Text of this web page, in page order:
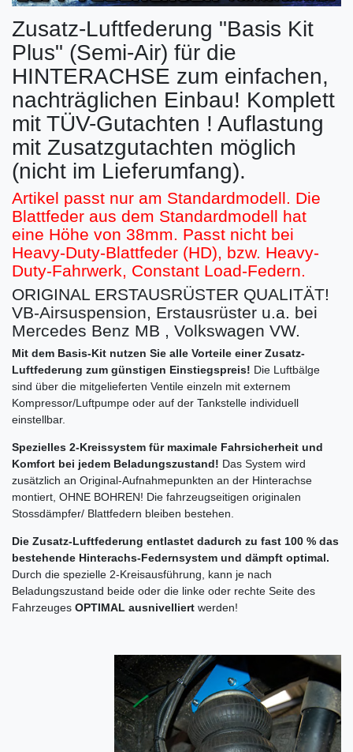
Zusatz-Luftfederung "Basis Kit
Plus" (Semi-Air) für die
HINTERACHSE zum einfachen,
nachträglichen Einbau! Komplett
mit TÜV-Gutachten ! Auflastung
mit Zusatzgutachten möglich
(nicht im Lieferumfang).
Artikel passt nur am Standardmodell. Die
Blattfeder aus dem Standardmodell hat
eine Höhe von 38mm. Passt nicht bei
Heavy-Duty-Blattfeder (HD), bzw. Heavy-
Duty-Fahrwerk, Constant Load-Federn.
ORIGINAL ERSTAUSRÜSTER QUALITÄT!
VB-Airsuspension, Erstausrüster u.a. bei
Mercedes Benz MB , Volkswagen VW.
Mit dem Basis-Kit nutzen Sie alle Vorteile einer Zusatz-
Luftfederung zum günstigen Einstiegspreis! Die Luftbälge
sind über die mitgelieferten Ventile einzeln mit externem
Kompressor/Luftpumpe oder auf der Tankstelle individuell
einstellbar.
Spezielles 2-Kreissystem für maximale Fahrsicherheit und
Komfort bei jedem Beladungszustand! Das System wird
zusätzlich an Original-Aufnahmepunkten an der Hinterachse
montiert, OHNE BOHREN! Die fahrzeugseitigen originalen
Stossdämpfer/ Blattfedern bleiben bestehen.
Die Zusatz-Luftfederung entlastet dadurch zu fast 100 % das
bestehende Hinterachs-Federnsystem und dämpft optimal.
Durch die spezielle 2-Kreisausführung, kann je nach
Beladungszustand beide oder die linke oder rechte Seite des
Fahrzeuges OPTIMAL ausnivelliert werden!